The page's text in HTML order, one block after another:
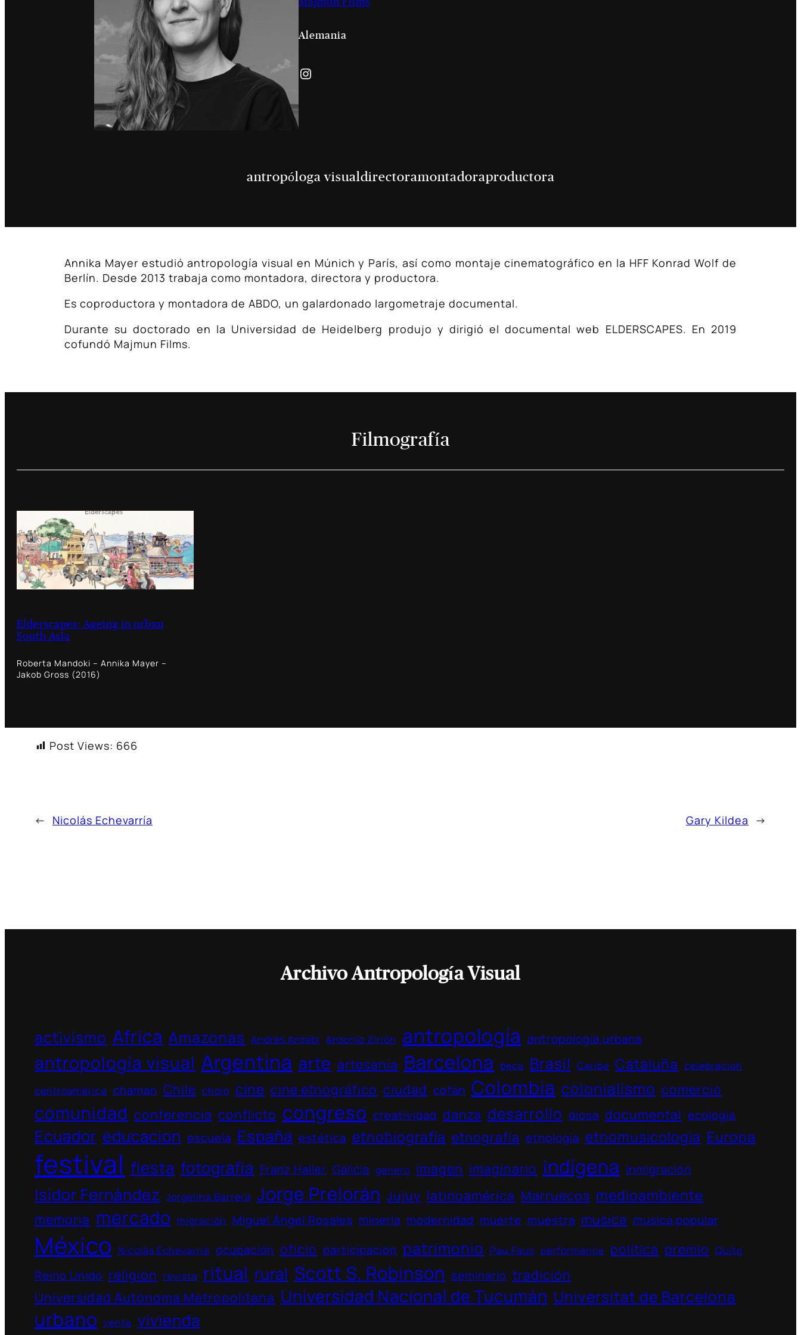
Majmun Films
Alemania
Instagram
antropóloga visualdirectoramontadoraproductora
Annika Mayer estudió antropología visual en Múnich y París, así como montaje cinematográfico en la HFF Konrad Wolf de
Berlín. Desde 2013 trabaja como montadora, directora y productora.
Es coproductora y montadora de ABDO, un galardonado largometraje documental.
Durante su doctorado en la Universidad de Heidelberg produjo y dirigió el documental web ELDERSCAPES. En 2019
cofundó Majmun Films.
Filmografía
Elderscapes: Ageing in urban
South Asia
Roberta Mandoki – Annika Mayer –
Jakob Gross (2016)
Post Views: 666
← Nicolás Echevarría Gary Kildea →
Archivo Antropología Visual
activismo Africa Amazonas Andrés Antebi Antonio Zirión antropología antropología urbana
antropología visual Argentina arte artesania Barcelona beca Brasil Caribe Cataluña celebracion
centroamérica chaman Chile cholo cine cine etnográfico ciudad cofán Colombia colonialismo comercio
comunidad conferencia conflicto congreso creatividad danza desarrollo diosa documental ecologia
Ecuador educacion escuela España estética etnobiografía etnografía etnología etnomusicologia Europa
festival fiesta fotografía Franz Haller Galicia género imagen imaginario indígena inmigración
Isidor Fernàndez Jorgelina Barrera Jorge Prelorán Jujuy latinoamérica Marruecos medioambiente
memoria mercado migración Miguel Ángel Rosales minería modernidad muerte muestra musica musica popular
México Nicolás Echevarría ocupación oficio participacion patrimonio Pau Faus performance política premio Quito
Reino Unido religion revista ritual rural Scott S. Robinson seminario tradición
Universidad Autónoma Metropolitana Universidad Nacional de Tucumán Universitat de Barcelona
urbano venta vivienda